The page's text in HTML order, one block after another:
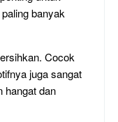
banyak
Cocok
juga sangat
hangat dan